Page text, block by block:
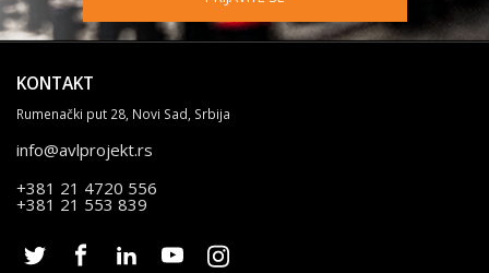
KONTAKT
Rumenački put 28, Novi Sad, Srbija
info@avlprojekt.rs
+381 21 4720 556
+381 21 553 839